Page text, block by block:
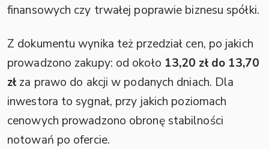
finansowych czy trwałej poprawie biznesu spółki.
Z dokumentu wynika też przedział cen, po jakich
prowadzono zakupy: od około 13,20 zł do 13,70
zł za prawo do akcji w podanych dniach. Dla
inwestora to sygnał, przy jakich poziomach
cenowych prowadzono obronę stabilności
notowań po ofercie.